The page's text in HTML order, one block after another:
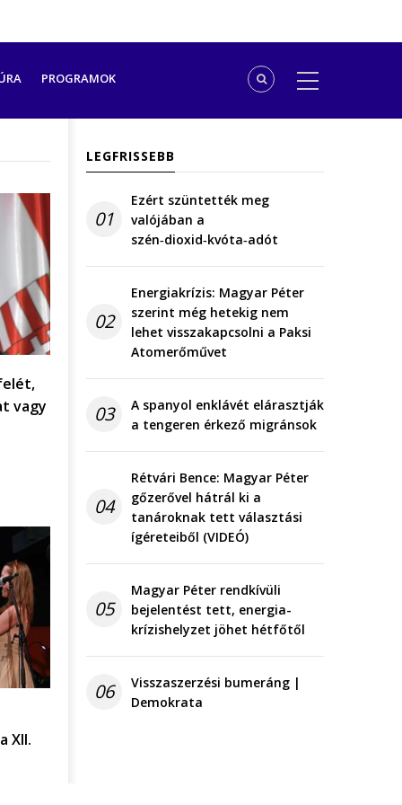
PROGRAMOK
vagy
XII.
LEGFRISSEBB
01
Ezért szüntették meg
valójában a
szén‑dioxid‑kvóta‑adót
02
Energiakrízis: Magyar Péter
szerint még hetekig nem
lehet visszakapcsolni a Paksi
Atomerőművet
03
A spanyol enklávét elárasztják
a tengeren érkező migránsok
04
Rétvári Bence: Magyar Péter
gőzerővel hátrál ki a
tanároknak tett választási
ígéreteiből (VIDEÓ)
05
Magyar Péter rendkívüli
bejelentést tett, energia-
krízishelyzet jöhet hétfőtől
06
Visszaszerzési bumeráng |
Demokrata